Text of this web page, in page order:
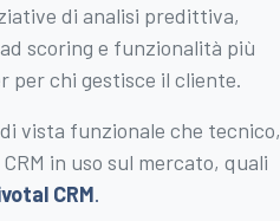
di analisi predittiva,
scoring e funzionalità più
per chi gestisce il cliente.
vista funzionale che tecnico,
in uso sul mercato, quali
CRM.